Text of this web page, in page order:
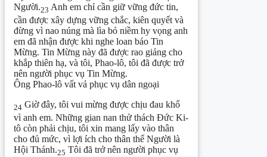
Người.23 Anh em chỉ cần giữ vững đức tin,
cần được xây dựng vững chắc, kiên quyết và
đừng vì nao núng mà lìa bỏ niềm hy vọng anh
em đã nhận được khi nghe loan báo Tin
Mừng. Tin Mừng này đã được rao giảng cho
khắp thiên hạ, và tôi, Phao-lô, tôi đã được trở
nên người phục vụ Tin Mừng.
Ông Phao-lô vất vả phục vụ dân ngoại
24 Giờ đây, tôi vui mừng được chịu đau khổ
vì anh em. Những gian nan thử thách Đức Ki-
tô còn phải chịu, tôi xin mang lấy vào thân
cho đủ mức, vì lợi ích cho thân thể Người là
Hội Thánh.25 Tôi đã trở nên người phục vụ